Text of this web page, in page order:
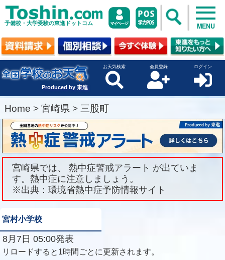
予備校・大学受験の東進ドットコム MENU
Produced by 東進
お天気検索 会員登録 ログイン
Home > 宮崎県 > 三股町
宮崎県では、 熱中症警戒アラート が出ていま
す。熱中症に注意しましょう。
※出典：環境省熱中症予防情報サイト
宮村小学校
8月7日 05:00発表
リロードすると1時間ごとに更新されます。